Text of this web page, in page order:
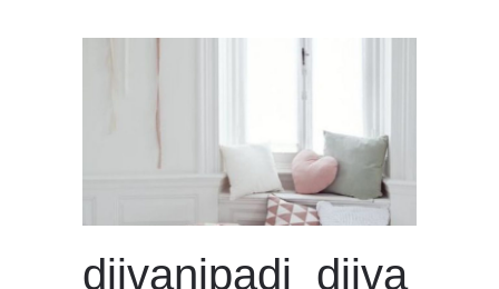
diivanipadi_diiva